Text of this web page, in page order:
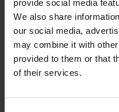
provide social media
We also share
our social media,
may combine it with
provided to them or that
of their services.
Fig. 1. Kort med de 8
indtegnet).
Niveau 1
På grundlag af de ca. 9.000
ca. 900 gårde som et